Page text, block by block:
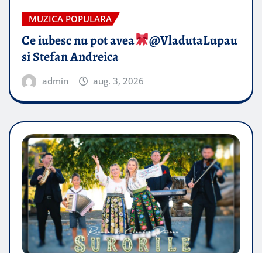
MUZICA POPULARA
Ce iubesc nu pot avea
​@VladutaLupau
si Stefan Andreica
admin aug. 3, 2026